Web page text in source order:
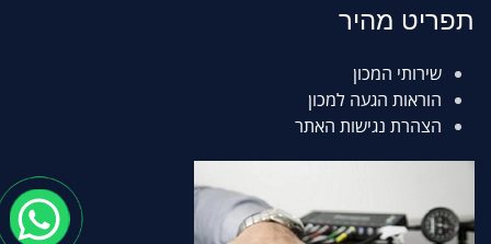
תפריט מהיר
שירותי המכון
הוראות הגעה למכון
הצהרת נגישות האתר